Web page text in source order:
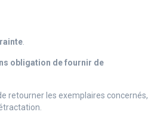
obligation de fournir de
retourner les exemplaires concernés,